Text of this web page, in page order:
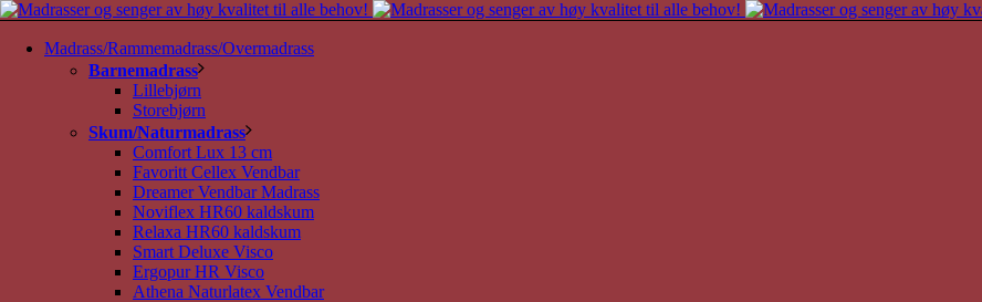
Madrass/Rammemadrass/Overmadrass
Barnemadrass
Lillebjørn
Storebjørn
Skum/Naturmadrass
Comfort Lux 13 cm
Favoritt Cellex Vendbar
Dreamer Vendbar Madrass
Noviflex HR60 kaldskum
Relaxa HR60 kaldskum
Smart Deluxe Visco
Ergopur HR Visco
Athena Naturlatex Vendbar